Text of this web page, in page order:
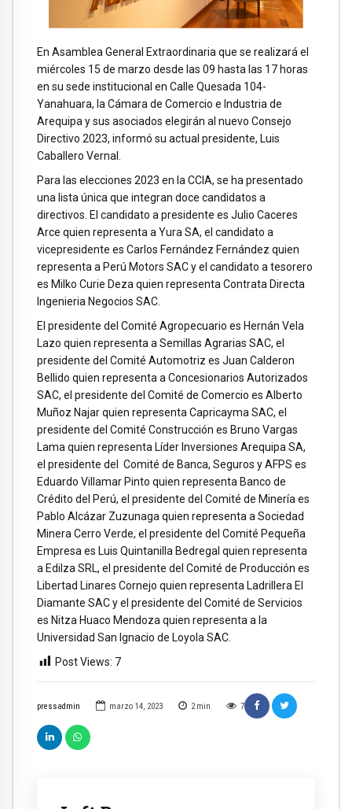
pressadmin marzo 14, 2023 2 min 7
En Asamblea General Extraordinaria que se realizará el
miércoles 15 de marzo desde las 09 hasta las 17 horas
en su sede institucional en Calle Quesada 104-
Yanahuara, la Cámara de Comercio e Industria de
Arequipa y sus asociados elegirán al nuevo Consejo
Directivo 2023, informó su actual presidente, Luis
Caballero Vernal.
Para las elecciones 2023 en la CCIA, se ha presentado
una lista única que integran doce candidatos a
directivos. El candidato a presidente es Julio Caceres
Arce quien representa a Yura SA, el candidato a
vicepresidente es Carlos Fernández Fernández quien
representa a Perú Motors SAC y el candidato a tesorero
es Milko Curie Deza quien representa Contrata Directa
Ingenieria Negocios SAC.
El presidente del Comité Agropecuario es Hernán Vela
Lazo quien representa a Semillas Agrarias SAC, el
presidente del Comité Automotriz es Juan Calderon
Bellido quien representa a Concesionarios Autorizados
SAC, el presidente del Comité de Comercio es Alberto
Muñoz Najar quien representa Capricayma SAC, el
presidente del Comité Construcción es Bruno Vargas
Lama quien representa Líder Inversiones Arequipa SA,
el presidente del Comité de Banca, Seguros y AFPS es
Eduardo Villamar Pinto quien representa Banco de
Crédito del Perú, el presidente del Comité de Minería es
Pablo Alcázar Zuzunaga quien representa a Sociedad
Minera Cerro Verde, el presidente del Comité Pequeña
Empresa es Luis Quintanilla Bedregal quien representa
a Edilza SRL, el presidente del Comité de Producción es
Libertad Linares Cornejo quien representa Ladrillera El
Diamante SAC y el presidente del Comité de Servicios
es Nitza Huaco Mendoza quien representa a la
Universidad San Ignacio de Loyola SAC.
Post Views: 7